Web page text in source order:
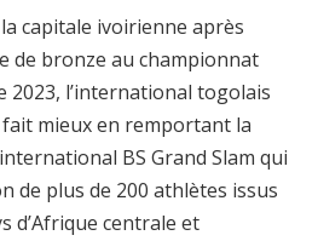
capitale ivoirienne après
de bronze au championnat
2023, l’international togolais
mieux en remportant la
BS Grand Slam qui
de plus de 200 athlètes issus
d’Afrique centrale et